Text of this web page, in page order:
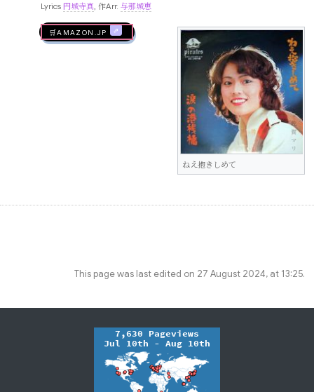
Lyrics 円城寺真, 作Arr. 与那城恵
ねえ抱きしめて
🛒AMAZON.jp
This page was last edited on 27 August 2024, at 13:25.